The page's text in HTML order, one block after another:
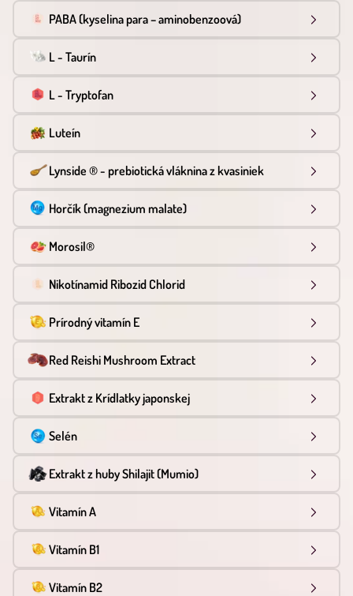
PABA (kyselina para – aminobenzoová)
L - Taurín
L - Tryptofan
Luteín
Lynside ® - prebiotická vláknina z kvasiniek
Horčík (magnezium malate)
Morosil®
Nikotínamid Ribozid Chlorid
Prírodný vitamín E
Red Reishi Mushroom Extract
Extrakt z Krídlatky japonskej
Selén
Extrakt z huby Shilajit (Mumio)
Vitamín A
Vitamín B1
Vitamín B2